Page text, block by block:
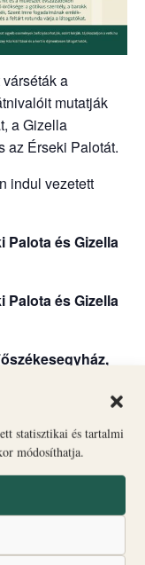
statisztikai és tartalmi
módosíthatja.
a
mutatják
a Gizella
az Érseki Palotát.
indul vezetett
Palota és Gizella
Palota és Gizella
Ház
események